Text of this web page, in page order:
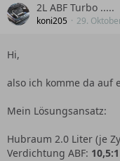
2L ABF Turbo .....
koni205 29.
Hi,
also ich komme da auf
Mein Lösungsansatz:
Hubraum 2.0 Liter (je
Verdichtung ABF: 10,5:1